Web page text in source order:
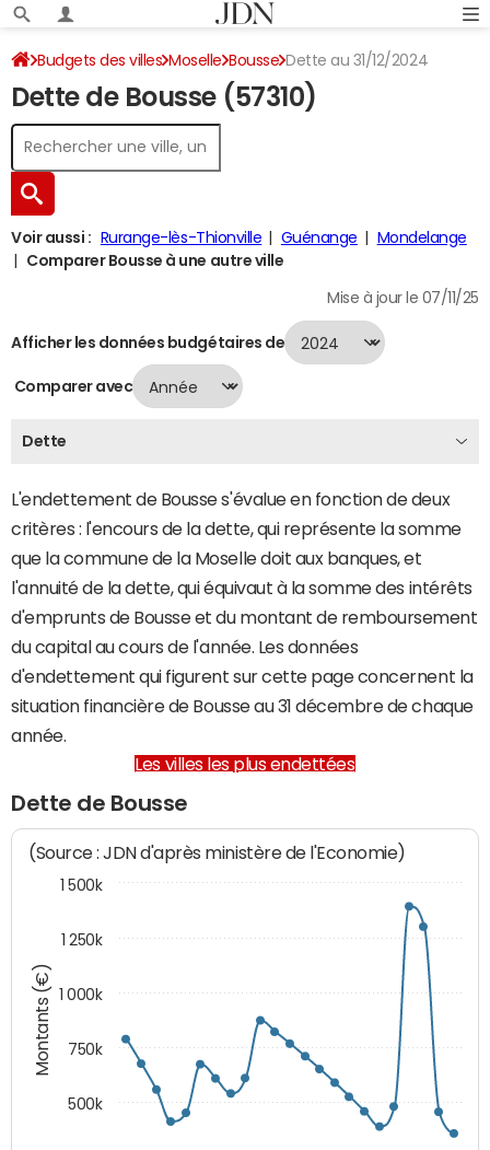
Budgets des villes Moselle Bousse Dette au 31/12/2024
Dette de Bousse (57310)
Voir aussi : Rurange-lès-Thionville Guénange
Mondelange
Comparer Bousse à une autre ville
Mise à jour le 07/11/25
Afficher les données budgétaires de
Comparer avec
Dette
L'endettement de Bousse s'évalue en fonction de deux
critères : l'encours de la dette, qui représente la somme
que la commune de la Moselle doit aux banques, et
l'annuité de la dette, qui équivaut à la somme des intérêts
d'emprunts de Bousse et du montant de remboursement
du capital au cours de l'année. Les données
d'endettement qui figurent sur cette page concernent la
situation financière de Bousse au 31 décembre de chaque
année.
Les villes les plus endettées
Dette de Bousse
Montants (€)
(Source : JDN d'après ministère de l'Economie)
500k
750k
1 000k
1 250k
1 500k